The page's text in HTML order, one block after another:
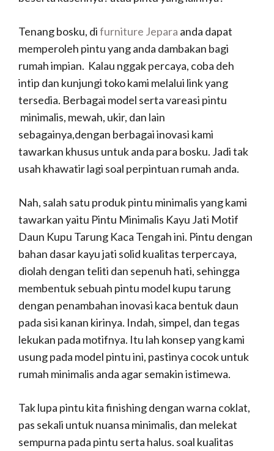
Tenang bosku, difurniture Jepara anda dapat
memperoleh pintu yang anda dambakan bagi
rumah impian. Kalau nggak percaya, coba deh
intip dan kunjungi toko kami melalui link yang
tersedia. Berbagai model serta vareasi pintu
minimalis, mewah, ukir, dan lain
sebagainya,dengan berbagai inovasi kami
tawarkan khusus untuk anda para bosku. Jadi tak
usah khawatir lagi soal perpintuan rumah anda.
Nah, salah satu produk pintu minimalis yang kami
tawarkan yaitu Pintu Minimalis Kayu Jati Motif
Daun Kupu Tarung Kaca Tengah ini. Pintu dengan
bahan dasar kayu jati solid kualitas terpercaya,
diolah dengan teliti dan sepenuh hati, sehingga
membentuk sebuah pintu model kupu tarung
dengan penambahan inovasi kaca bentuk daun
pada sisi kanan kirinya. Indah, simpel, dan tegas
lekukan pada motifnya. Itu lah konsep yang kami
usung pada model pintu ini, pastinya cocok untuk
rumah minimalis anda agar semakin istimewa.
Tak lupa pintu kita finishing dengan warna coklat,
pas sekali untuk nuansa minimalis, dan melekat
sempurna pada pintu serta halus. soal kualitas